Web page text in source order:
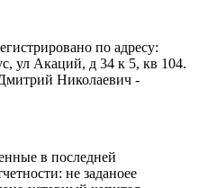
по адресу:
ул Акаций, д 34 к 5, кв 104.
Николаевич -
в последней
не заданоее